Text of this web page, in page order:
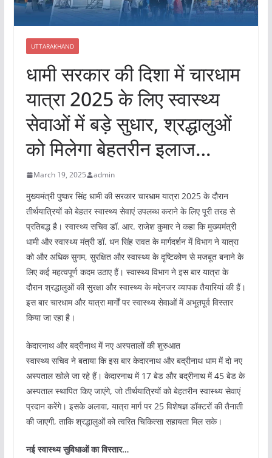
UTTARAKHAND
धामी सरकार की दिशा में चारधाम
यात्रा 2025 के लिए स्वास्थ्य
सेवाओं में बड़े सुधार, श्रद्धालुओं
को मिलेगा बेहतरीन इलाज…
March 19, 2025 admin
मुख्यमंत्री पुष्कर सिंह धामी की सरकार चारधाम यात्रा 2025 के दौरान
तीर्थयात्रियों को बेहतर स्वास्थ्य सेवाएं उपलब्ध कराने के लिए पूरी तरह से
प्रतिबद्ध है। स्वास्थ्य सचिव डॉ. आर. राजेश कुमार ने कहा कि मुख्यमंत्री
धामी और स्वास्थ्य मंत्री डॉ. धन सिंह रावत के मार्गदर्शन में विभाग ने यात्रा
को और अधिक सुगम, सुरक्षित और स्वास्थ्य के दृष्टिकोण से मजबूत बनाने के
लिए कई महत्वपूर्ण कदम उठाए हैं। स्वास्थ्य विभाग ने इस बार यात्रा के
दौरान श्रद्धालुओं की सुरक्षा और स्वास्थ्य के मद्देनजर व्यापक तैयारियां की हैं।
इस बार चारधाम और यात्रा मार्गों पर स्वास्थ्य सेवाओं में अभूतपूर्व विस्तार
किया जा रहा है।
केदारनाथ और बद्रीनाथ में नए अस्पतालों की शुरुआत
स्वास्थ्य सचिव ने बताया कि इस बार केदारनाथ और बद्रीनाथ धाम में दो नए
अस्पताल खोले जा रहे हैं। केदारनाथ में 17 बेड और बद्रीनाथ में 45 बेड के
अस्पताल स्थापित किए जाएंगे, जो तीर्थयात्रियों को बेहतरीन स्वास्थ्य सेवाएं
प्रदान करेंगे। इसके अलावा, यात्रा मार्ग पर 25 विशेषज्ञ डॉक्टरों की तैनाती
की जाएगी, ताकि श्रद्धालुओं को त्वरित चिकित्सा सहायता मिल सके।
नई स्वास्थ्य सुविधाओं का विस्तार…